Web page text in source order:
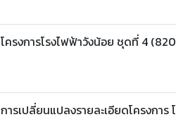
โครงการโรงไฟฟ้าวังน้อย ชุดที่ 4
การเปลี่ยนแปลงรายละเอียดโครงการ